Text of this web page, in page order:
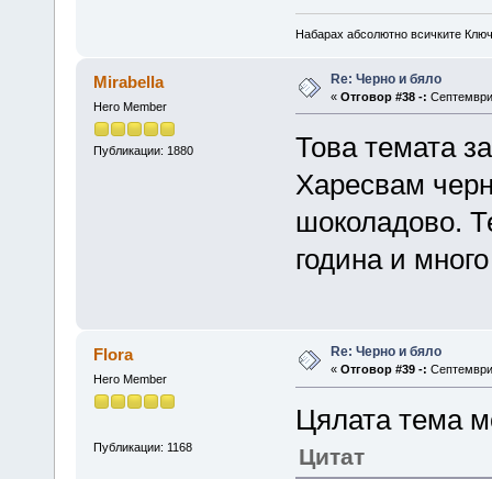
Набарах абсолютно всичките
Mirabella
Hero Member
Публикации: 1880
Re: Черно и бяло
« Отговор #38 -:
Това темата
Харесвам
шоколадово.
година и
Flora
Hero Member
Публикации: 1168
Re: Черно и бяло
« Отговор #39 -:
Цялата тема
Цитат